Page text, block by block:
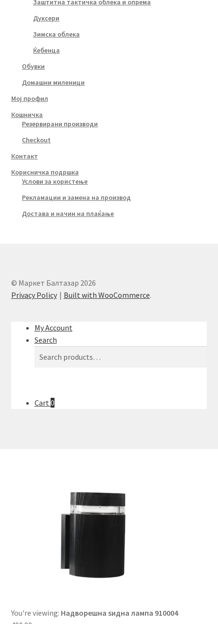
Заштитна тактичка облека и опрема
Дуксери
Зимска облека
Ќебенца
Обувки
Домашни миленици
Мој профил
Кошничка
Резервирани производи
Checkout
Контакт
Корисничка подршка
Услови за користење
Рекламации и замена на производ
Достава и начин на плаќање
© Маркет Балтазар 2026
Privacy Policy
Built with WooCommerce.
My Account
Search
Cart 0
You're viewing: Надворешна ѕидна лампа 910004